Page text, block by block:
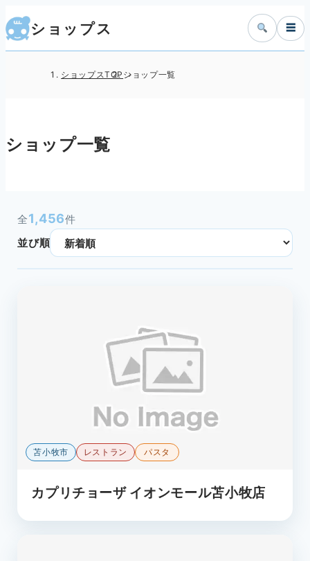
ショップス ☰
ショップスTOP ショップ一覧
ショップ一覧
全1,456件
並び順
苫小牧市 レストラン パスタ
カプリチョーザ イオンモール苫小牧店